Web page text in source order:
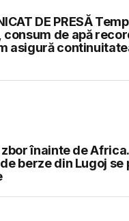
DE PRESĂ
consum de apă
asigură
înainte de
berze din Lugoj se